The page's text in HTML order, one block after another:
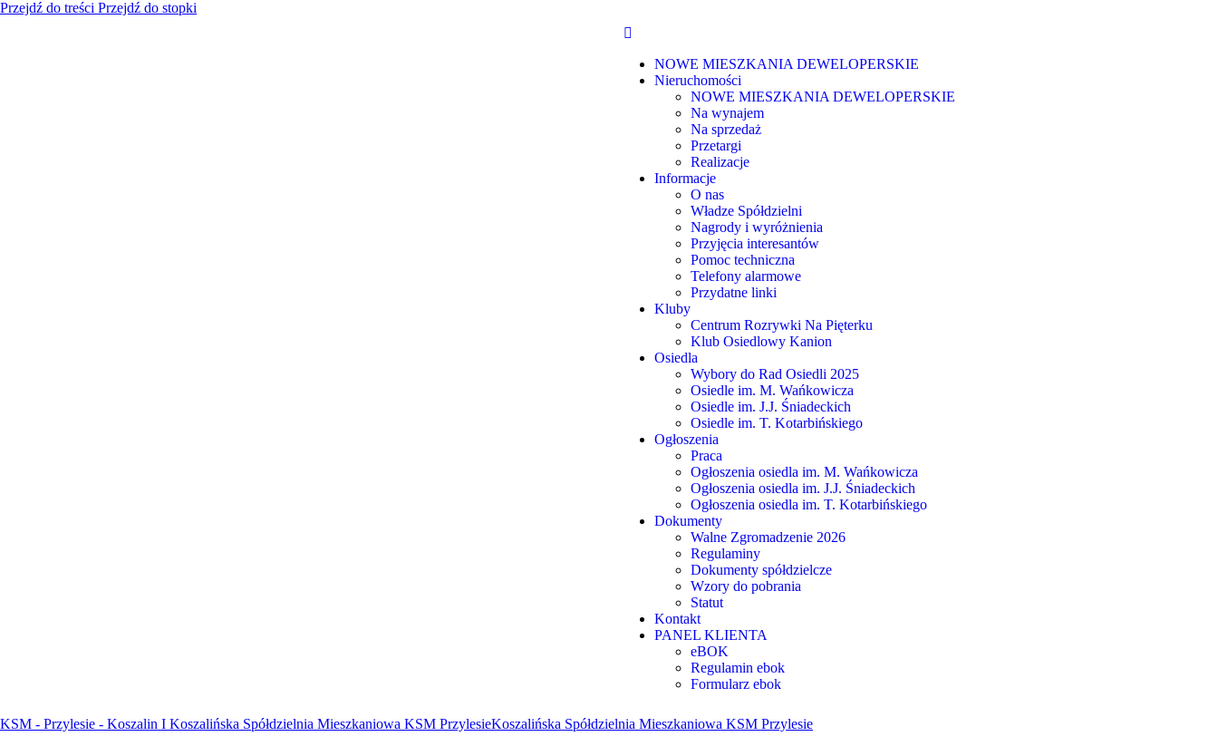
Przejdź do treści Przejdź do stopki
NOWE MIESZKANIA DEWELOPERSKIE
Nieruchomości
NOWE MIESZKANIA DEWELOPERSKIE
Na wynajem
Na sprzedaż
Przetargi
Realizacje
Informacje
O nas
Władze Spółdzielni
Nagrody i wyróżnienia
Przyjęcia interesantów
Pomoc techniczna
Telefony alarmowe
Przydatne linki
Kluby
Centrum Rozrywki Na Pięterku
Klub Osiedlowy Kanion
Osiedla
Wybory do Rad Osiedli 2025
Osiedle im. M. Wańkowicza
Osiedle im. J.J. Śniadeckich
Osiedle im. T. Kotarbińskiego
Ogłoszenia
Praca
Ogłoszenia osiedla im. M. Wańkowicza
Ogłoszenia osiedla im. J.J. Śniadeckich
Ogłoszenia osiedla im. T. Kotarbińskiego
Dokumenty
Walne Zgromadzenie 2026
Regulaminy
Dokumenty spółdzielcze
Wzory do pobrania
Statut
Kontakt
PANEL KLIENTA
eBOK
Regulamin ebok
Formularz ebok
KSM - Przylesie - Koszalin I Koszalińska Spółdzielnia Mieszkaniowa KSM PrzylesieKoszalińska Spółdzielnia Mieszkaniowa KSM Przylesie